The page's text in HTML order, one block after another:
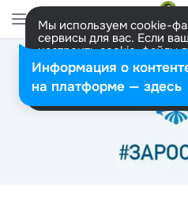
Мы используем cookie-
сервисы для вас. Если
настроить cookie-файлы
представитель. Больше
Разрешить все
Информация о
на платформе — здесь